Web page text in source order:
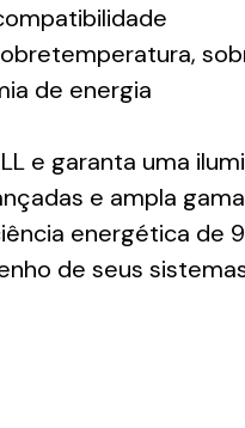
de energia
e garanta uma
e ampla
energética
de seus